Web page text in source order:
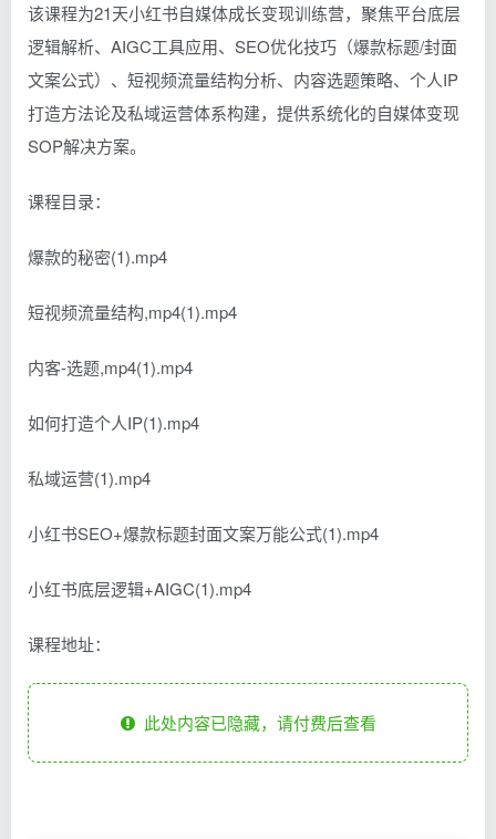
该课程为21天小红书自媒体成长变现训练营，聚焦平台底层
逻辑解析、AIGC工具应用、SEO优化技巧（爆款标题/封面
文案公式）、短视频流量结构分析、内容选题策略、个人IP
打造方法论及私域运营体系构建，提供系统化的自媒体变现
SOP解决方案。
课程目录：
爆款的秘密(1).mp4
短视频流量结构,mp4(1).mp4
内客-选题,mp4(1).mp4
如何打造个人IP(1).mp4
私域运营(1).mp4
小红书SEO+爆款标题封面文案万能公式(1).mp4
小红书底层逻辑+AIGC(1).mp4
课程地址：
此处内容已隐藏，请付费后查看